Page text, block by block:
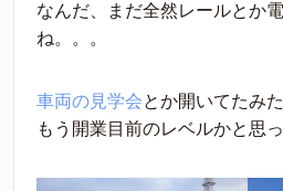
なんだ、まだ全然レールとか
ね。。。
車両の見学会とか開いてたみ
もう開業目前のレベルかと思